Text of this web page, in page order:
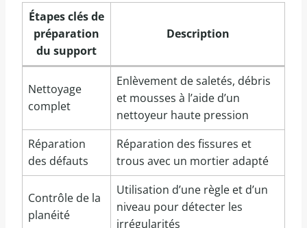
Étapes clés de
préparation
du support
Description
Nettoyage
complet
Enlèvement de saletés, débris
et mousses à l’aide d’un
nettoyeur haute pression
Réparation
des défauts
Réparation des fissures et
trous avec un mortier adapté
Contrôle de la
planéité
Utilisation d’une règle et d’un
niveau pour détecter les
irrégularités